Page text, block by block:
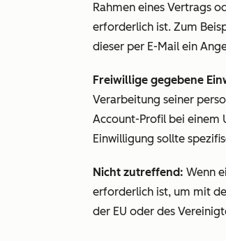
Rahmen eines Vertrags
erforderlich ist. Zum
dieser per E-Mail ein
Freiwillige gegebene
Verarbeitung seiner
Account-Profil bei einem
Einwilligung sollte
Nicht zutreffend: Wenn
erforderlich ist, um mit
der EU oder des